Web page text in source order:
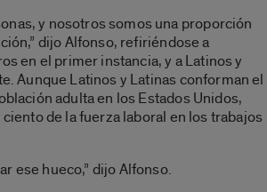
y nosotros somos una proporción
dijo Alfonso, refiriéndose a
en el primer instancia, y a Latinos y
Aunque Latinos y Latinas conforman el
adulta en los Estados Unidos,
de la fuerza laboral en los trabajos
ese hueco,” dijo Alfonso.